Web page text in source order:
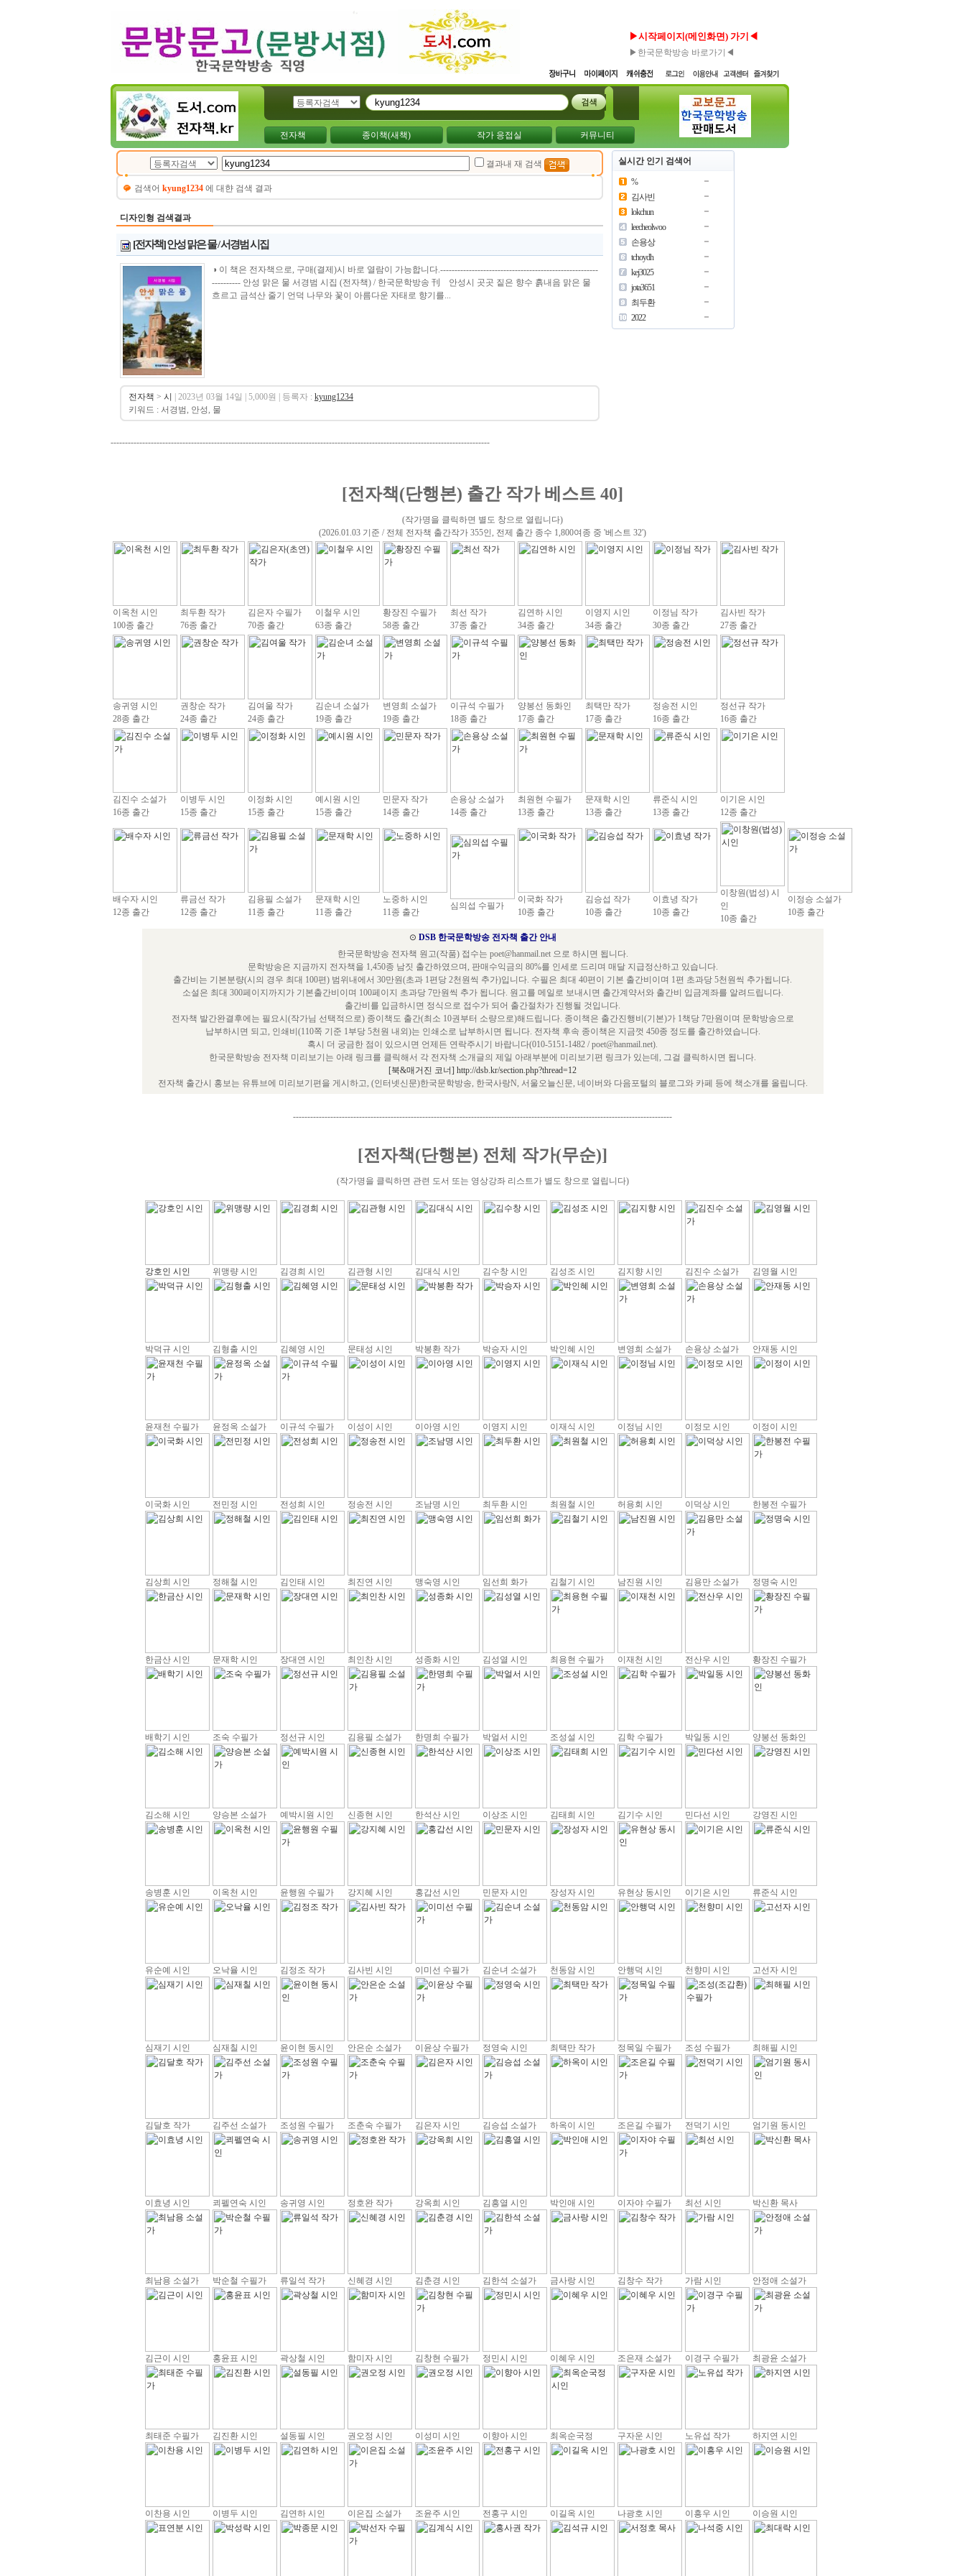
▶시작페이지(메인화면) 가기◀
▶한국문학방송 바로가기◀
전자책 종이책(새책) 작가 응접실 커뮤니티
결과내 재 검색
검색어 kyung1234 에 대햔 검색 결과
디자인형 검색결과
[전자책] 안성 맑은 물 / 서경범 시집
◑ 이 책은 전자책으로, 구매(결제)시 바로 열람이 가능합니다.-------------------------------------------------------
---------- 안성 맑은 물 서경범 시집 (전자책) / 한국문학방송 刊 안성시 곳곳 짙은 향수 흙내음 맑은 물
흐르고 금석산 줄기 언덕 나무와 꽃이 아름다운 자태로 향기를...
전자책 > 시 | 2023년 03월 14일 | 5,000원 | 등록자 : kyung1234
키워드 : 서경범, 안성, 물
실시간 인기 검색어
%
김사빈
lokchun
leecheolwoo
손용상
tchoydh
kej3025
jota3651
최두환
2022
------------------------------------------------------------------------------------------------------------------------------------
[전자책(단행본) 출간 작가 베스트 40]
(작가명을 클릭하면 별도 창으로 열립니다)
(2026.01.03 기준 / 전체 전자책 출간작가 355인, 전제 출간 종수 1,800여종 중 '베스트 32')
이옥천 시인
100종 출간
최두환 작가
76종 출간
김은자 수필가
70종 출간
이철우 시인
63종 출간
황장진 수필가
58종 출간
최선 작가
37종 출간
김연하 시인
34종 출간
이영지 시인
34종 출간
이정님 작가
30종 출간
김사빈 작가
27종 출간
송귀영 시인
28종 출간
권창순 작가
24종 출간
김여울 작가
24종 출간
김순녀 소설가
19종 출간
변영희 소설가
19종 출간
이규석 수필가
18종 출간
양봉선 동화인
17종 출간
최택만 작가
17종 출간
정송전 시인
16종 출간
정선규 작가
16종 출간
김진수 소설가
16종 출간
이병두 시인
15종 출간
이정화 시인
15종 출간
예시원 시인
15종 출간
민문자 작가
14종 출간
손용상 소설가
14종 출간
최원현 수필가
13종 출간
문재학 시인
13종 출간
류준식 시인
13종 출간
이기은 시인
12종 출간
배수자 시인
12종 출간
류금선 작가
12종 출간
김용필 소설가
11종 출간
문재학 시인
11종 출간
노중하 시인
11종 출간
심의섭 수필가
이국화 작가
10종 출간
김승섭 작가
10종 출간
이효녕 작가
10종 출간
이창원(법성) 시
인
10종 출간
이정승 소설가
10종 출간
⊙ DSB 한국문학방송 전자책 출간 안내
한국문학방송 전자책 원고(작품) 접수는 poet@hanmail.net 으로 하시면 됩니다.
문학방송은 지금까지 전자책을 1,450종 남짓 출간하였으며, 판매수익금의 80%를 인세로 드리며 매달 지급정산하고 있습니다.
출간비는 기본분량(시의 경우 최대 100편) 범위내에서 30만원(초과 1편당 2천원씩 추가)입니다. 수필은 최대 40편이 기본 출간비이며 1편 초과당 5천원씩 추가됩니다.
소설은 최대 300페이지까지가 기본출간비이며 100페이지 초과당 7만원씩 추가 됩니다. 원고를 메일로 보내시면 출간계약서와 출간비 입금계좌를 알려드립니다.
출간비를 입금하시면 정식으로 접수가 되어 출간절차가 진행될 것입니다.
전자책 발간완결후에는 필요시(작가님 선택적으로) 종이책도 출간(최소 10권부터 소량으로)해드립니다. 종이책은 출간진행비(기본)가 1책당 7만원이며 문학방송으로
납부하시면 되고, 인쇄비(110쪽 기준 1부당 5천원 내외)는 인쇄소로 납부하시면 됩니다. 전자책 후속 종이책은 지금껏 450종 정도를 출간하였습니다.
혹시 더 궁금한 점이 있으시면 언제든 연락주시기 바랍니다(010-5151-1482 / poet@hanmail.net).
한국문학방송 전자책 미리보기는 아래 링크를 클릭해서 각 전자책 소개글의 제일 아래부분에 미리보기편 링크가 있는데, 그걸 클릭하시면 됩니다.
[북&매거진 코너] http://dsb.kr/section.php?thread=12
전자책 출간시 홍보는 유튜브에 미리보기편을 게시하고, (인터넷신문)한국문학방송, 한국사랑N, 서울오늘신문, 네이버와 다음포털의 블로그와 카페 등에 책소개를 올립니다.
------------------------------------------------------------------------------------------------------------------------------------
[전자책(단행본) 전체 작가(무순)]
(작가명을 클릭하면 관련 도서 또는 영상강좌 리스트가 별도 창으로 열립니다)
강호인 시인 위맹량 시인 김경희 시인 김관형 시인 김대식 시인 김수창 시인 김성조 시인 김지향 시인 김진수 소설가 김영월 시인
박덕규 시인 김형출 시인 김혜영 시인 문태성 시인 박봉환 작가 박승자 시인 박인혜 시인 변영희 소설가 손용상 소설가 안재동 시인
윤재천 수필가 윤정옥 소설가 이규석 수필가 이성이 시인 이아영 시인 이영지 시인 이재식 시인 이정님 시인 이정모 시인 이정이 시인
이국화 시인 전민정 시인 전성희 시인 정송전 시인 조남명 시인 최두환 시인 최원철 시인 허용회 시인 이덕상 시인 한봉전 수필가
김상희 시인 정해철 시인 김인태 시인 최진연 시인 맹숙영 시인 임선희 화가 김철기 시인 남진원 시인 김용만 소설가 정명숙 시인
한금산 시인 문재학 시인 장대연 시인 최인찬 시인 성종화 시인 김성열 시인 최용현 수필가 이재천 시인 전산우 시인 황장진 수필가
배학기 시인 조숙 수필가 정선규 시인 김용필 소설가 한명희 수필가 박얼서 시인 조성설 시인 김학 수필가 박일동 시인 양봉선 동화인
김소해 시인 양승본 소설가 예박시원 시인 신종현 시인 한석산 시인 이상조 시인 김태희 시인 김기수 시인 민다선 시인 강영진 시인
송병훈 시인 이옥천 시인 윤행원 수필가 강지혜 시인 홍갑선 시인 민문자 시인 장성자 시인 유현상 동시인 이기은 시인 류준식 시인
유순예 시인 오낙율 시인 김정조 작가 김사빈 시인 이미선 수필가 김순녀 소설가 천동암 시인 안행덕 시인 천향미 시인 고선자 시인
심재기 시인 심재칠 시인 윤이현 동시인 안은순 소설가 이윤상 수필가 정영숙 시인 최택만 작가 정목일 수필가 조성 수필가 최해필 시인
김달호 작가 김주선 소설가 조성원 수필가 조춘숙 수필가 김은자 시인 김승섭 소설가 하옥이 시인 조은길 수필가 전덕기 시인 엄기원 동시인
이효녕 시인 쾨펠연숙 시인 송귀영 시인 정호완 작가 강옥희 시인 김흥열 시인 박인애 시인 이자야 수필가 최선 시인 박신환 목사
최남용 소설가 박순철 수필가 류일석 작가 신혜경 시인 김춘경 시인 김한석 소설가 금사랑 시인 김창수 작가 가람 시인 안정애 소설가
김근이 시인 홍윤표 시인 곽상철 시인 함미자 시인 김창현 수필가 정민시 시인 이혜우 시인 조은재 소설가 이경구 수필가 최광윤 소설가
최태준 수필가 김진환 시인 설동필 시인 권오정 시인 이성미 시인 이향아 시인 최옥순국정 구자운 시인 노유섭 작가 하지연 시인
이찬용 시인 이병두 시인 김연하 시인 이은집 소설가 조윤주 시인 전홍구 시인 이길옥 시인 나광호 시인 이흥우 시인 이승원 시인